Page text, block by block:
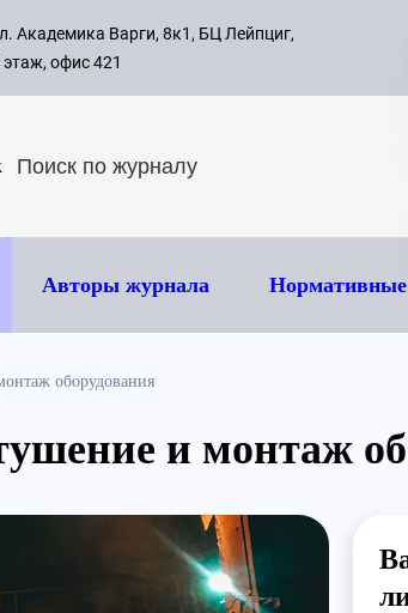
с 09:00
8 495
Академика Варги, 8к1, БЦ Лейпциг,
этаж, офис 421
Авторы журнала
оборудования
и монтаж